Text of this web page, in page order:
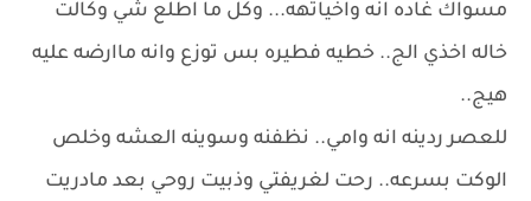
مسواك غاده انه واخياتهه... وكل ما اطلع شي وكالت
خاله اخذي الج.. خطيه فطيره بس توزع وانه ماارضه عليه
هيج..
للعصر ردينه انه وامي.. نظفنه وسوينه العشه وخلص
الوكت بسرعه.. رحت لغريفتي وذبيت روحي بعد مادريت